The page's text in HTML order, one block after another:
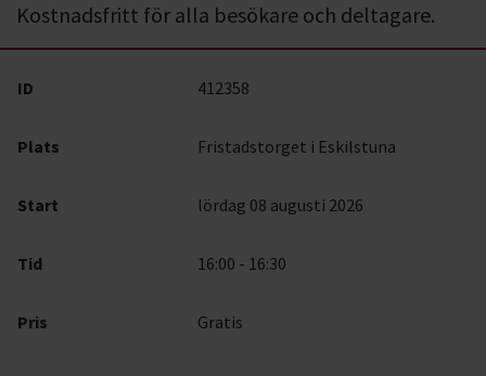
Kostnadsfritt för alla besökare och deltagare.
ID 412358
Plats Fristadstorget i Eskilstuna
Start lördag 08 augusti 2026
Tid 16:00 - 16:30
Pris Gratis